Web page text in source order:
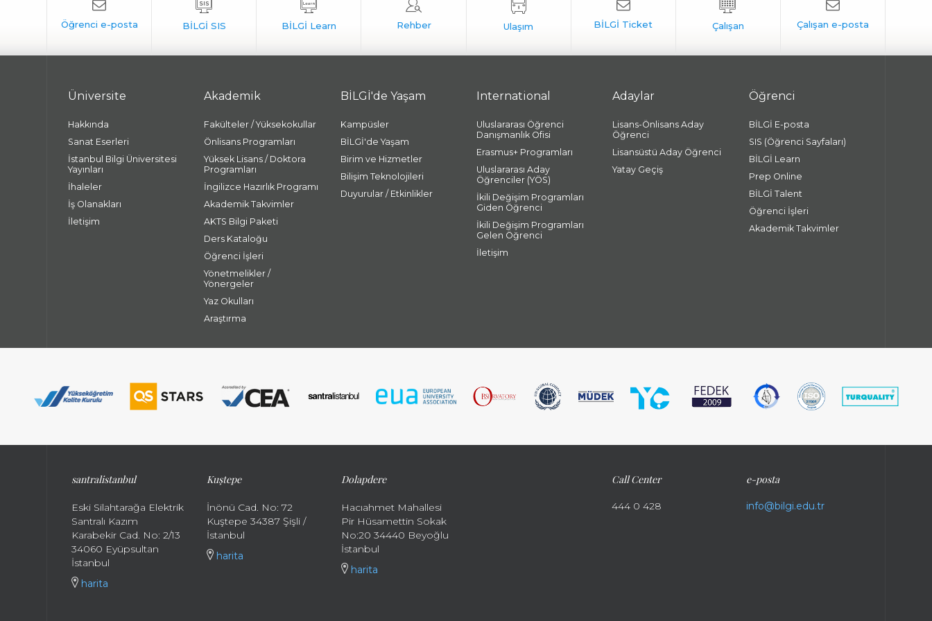
Üniversite
Hakkında
Sanat Eserleri
İstanbul Bilgi Üniversitesi
Yayınları
İhaleler
İş Olanakları
İletişim
Akademik
Fakülteler / Yüksekokullar
Önlisans Programları
Yüksek Lisans / Doktora
Programları
İngilizce Hazırlık Programı
Akademik Takvimler
AKTS Bilgi Paketi
Ders Kataloğu
Öğrenci İşleri
Yönetmelikler /
Yönergeler
Yaz Okulları
Araştırma
BİLGİ'de Yaşam
Kampüsler
BİLGİ'de Yaşam
Birim ve Hizmetler
Bilişim Teknolojileri
Duyurular / Etkinlikler
International
Uluslararası Öğrenci
Danışmanlık Ofisi
Erasmus+ Programları
Uluslararası Aday
Öğrenciler (YÖS)
İkili Değişim Programları
Giden Öğrenci
İkili Değişim Programları
Gelen Öğrenci
İletişim
Adaylar
Lisans-Önlisans Aday
Öğrenci
Lisansüstü Aday Öğrenci
Yatay Geçiş
Öğrenci
BİLGİ E-posta
SIS (Öğrenci Sayfaları)
BİLGİ Learn
Prep Online
BİLGİ Talent
Öğrenci İşleri
Akademik Takvimler
santralistanbul
Eski Silahtarağa Elektrik
Santralı Kazım
Karabekir Cad. No: 2/13
34060 Eyüpsultan
İstanbul
harita
Kuştepe
İnönü Cad. No: 72
Kuştepe 34387 Şişli /
İstanbul
harita
Dolapdere
Hacıahmet Mahallesi
Pir Hüsamettin Sokak
No:20 34440 Beyoğlu
İstanbul
harita
Call Center
444 0 428
e-posta
info@bilgi.edu.tr